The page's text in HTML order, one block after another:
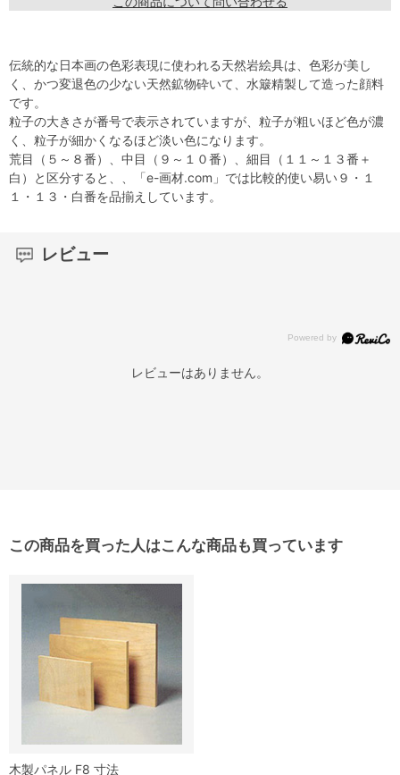
伝統的な日本画の色彩表現に使われる天然岩絵具は、色彩が美し
く、かつ変退色の少ない天然鉱物砕いて、水簸精製して造った顔料
です。
粒子の大きさが番号で表示されていますが、粒子が粗いほど色が濃
く、粒子が細かくなるほど淡い色になります。
荒目（５～８番）、中目（９～１０番）、細目（１１～１３番＋
白）と区分すると、、「e-画材.com」では比較的使い易い９・１
１・１３・白番を品揃えしています。
レビュー
レビューはありません。
この商品を買った人はこんな商品も買っています
木製パネル F8 寸法